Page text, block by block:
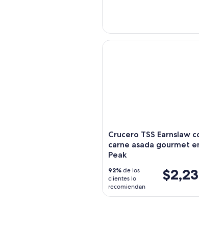
Crucero TSS Earnslaw
carne asada gourmet
Peak
92% de los
clientes lo
recomiendan
Crucero TSS Earnslaw